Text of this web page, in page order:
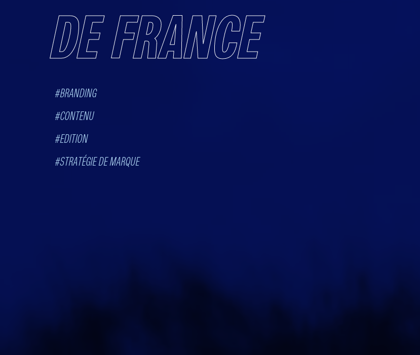
DE FRANCE
#BRANDING
#CONTENU
#EDITION
#STRATÉGIE DE MARQUE